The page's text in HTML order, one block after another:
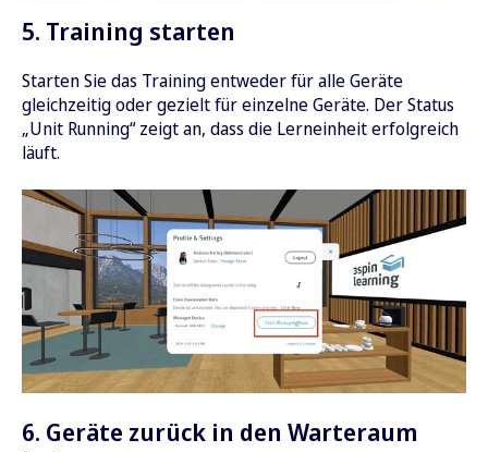
5. Training starten
Starten Sie das Training entweder für alle Geräte
gleichzeitig oder gezielt für einzelne Geräte. Der Status
„Unit Running“ zeigt an, dass die Lerneinheit erfolgreich
läuft.
6. Geräte zurück in den Warteraum